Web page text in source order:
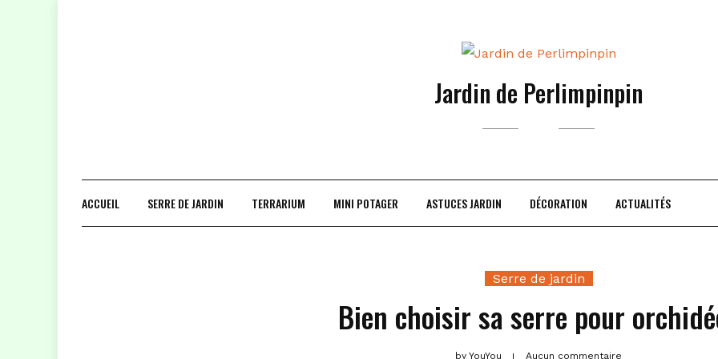
Jardin de Perlimpinpin
ACCUEIL SERRE DE JARDIN TERRARIUM MINI POTAGER ASTUCES JARDIN DÉCORATION ACTUALITÉS
Serre de jardin
Bien choisir sa serre pour
by YouYou Aucun commentaire